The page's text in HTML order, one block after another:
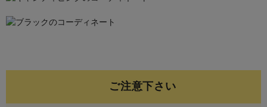
ご注意下さい